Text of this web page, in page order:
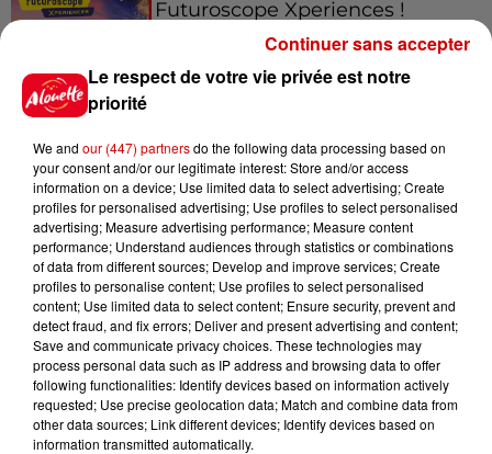
Futuroscope Xperiences !
en jet ski !
Podcasts Voir plus
Kelly Massol, figure
emblématique de
l'entrepreneuriat féminin
Le respect de votre vie privée est notre
priorité
We and our (447) partnersdo the following data processing based on
your consent and/or our legitimate interest: Store and/or access
information on a device; Use limited data to select advertising; Create
profiles for personalised advertising; Use profiles to select personalised
advertising; Measure advertising performance; Measure content
performance; Understand audiences through statistics or combinations
of data from different sources; Develop and improve services; Create
profiles to personalise content; Use profiles to select personalised
content; Use limited data to select content; Ensure security, prevent and
detect fraud, and fix errors; Deliver and present advertising and content;
Save and communicate privacy choices. These technologies may
process personal data such as IP address and browsing data to offer
following functionalities: Identify devices based on information actively
requested; Use precise geolocation data; Match and combine data from
other data sources; Link different devices; Identify devices based on
information transmitted automatically.
Continuer sans accepter